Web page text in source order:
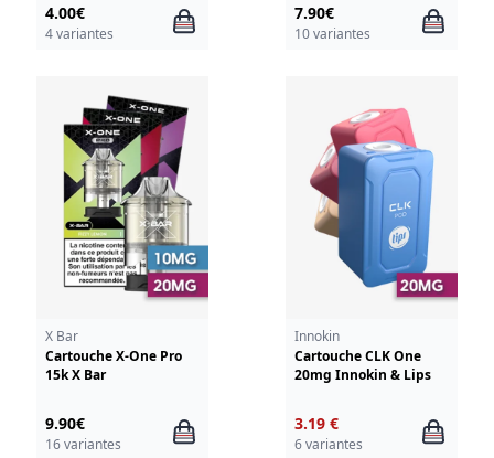
4.00€
4 variantes
7.90€
10 variantes
X Bar
Cartouche X-One Pro
15k X Bar
9.90€
16 variantes
Innokin
Cartouche CLK One
20mg Innokin & Lips
3.19 €
6 variantes